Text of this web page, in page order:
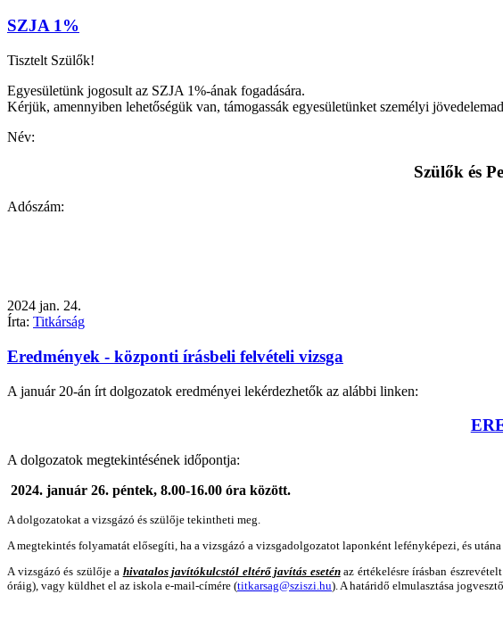
SZJA 1%
Tisztelt Szülők!
Egyesületünk jogosult az SZJA 1%-ának fogadására.
Kérjük, amennyiben lehetőségük van, támogassák egyesületünket személyi
Név:
Szülők és
Adószám:
2024 jan. 24.
Írta: Titkárság
Eredmények - központi írásbeli felvételi vizsga
A január 20-án írt dolgozatok eredményei lekérdezhetők az alábbi linken:
A dolgozatok megtekintésének időpontja:
2024. január 26. péntek, 8.00-16.00 óra között.
A dolgozatokat a vizsgázó és szülője tekintheti meg.
A megtekintés folyamatát elősegíti, ha a vizsgázó a vizsgadolgozatot laponként lefényképezi, és
A vizsgázó és szülője a hivatalos javítókulcstól eltérő javítás eseténaz értékelésre írásban
óráig), vagy küldhet el az iskola e-mail-címére (titkarsag@sziszi.hu). A határidő elmulasztása jogvesztő.